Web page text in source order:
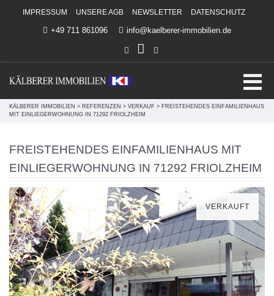
Direkt zum Inhalt springen
IMPRESSUM UNSERE AGB NEWSLETTER DATENSCHUTZ
+49 711 861096 info@kaelberer-immobilien.de
KÄLBERER IMMOBILIEN > REFERENZEN > VERKAUF > FREISTEHENDES EINFAMILIENHAUS
MIT EINLIEGERWOHNUNG IN 71292 FRIOLZHEIM
FREISTEHENDES EINFAMILIENHAUS MIT
EINLIEGERWOHNUNG IN 71292 FRIOLZHEIM
VERKAUFT